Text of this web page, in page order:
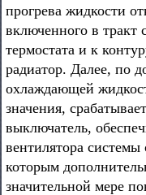
прогрева жидкости
включенного в тракт
термостата и к
радиатор. Далее, по
охлаждающей
значения,
выключатель,
вентилятора
которым
значительной мере